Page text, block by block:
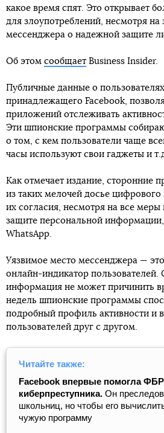
какое время спят. Это открывает
для злоупотреблений, несмотря на
мессенджера о надежной защите
Об этом сообщает Business Insider.
Публичные данные о
принадлежащего Facebook,
приложений отслеживать
Эти шпионские программы
о том, с кем пользователи чаще
часы используют свои гаджеты и
Как отмечает издание, сторонние
из таких мелочей досье
их согласия, несмотря на все
защите персональной
WhatsApp.
Уязвимое место мессенджера —
онлайн-индикатор пользователей.
информация не может причинить
недель шпионские программы
подробный профиль активности и
пользователей друг с другом.
Читайте также:
Facebook впервые помогла
киберпреступника. Он
школьниц, но чтобы его
чужую программу